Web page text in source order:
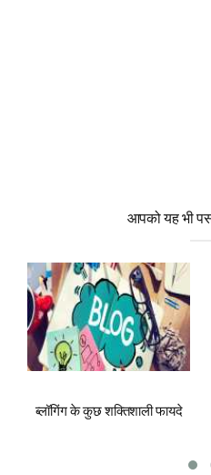
आपको यह भी
ब्लॉगिंग के कुछ शक्तिशाली फायदे